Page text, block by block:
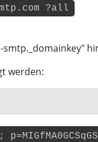
?all
werden: